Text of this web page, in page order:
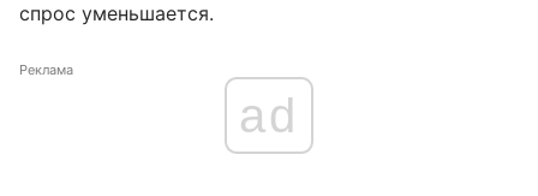
спрос уменьшается.
Реклама
ad